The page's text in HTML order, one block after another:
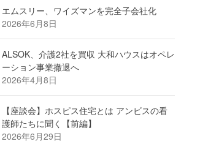
エムスリー、ワイズマンを完全子会社化
2026年6月8日
ALSOK、介護2社を買収 大和ハウスはオペレ
ーション事業撤退へ
2026年4月8日
【座談会】ホスピス住宅とは アンビスの看
護師たちに聞く【前編】
2026年6月29日